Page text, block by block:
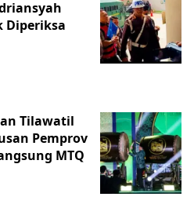
Diperiksa
Tilawatil
Pemprov
MTQ